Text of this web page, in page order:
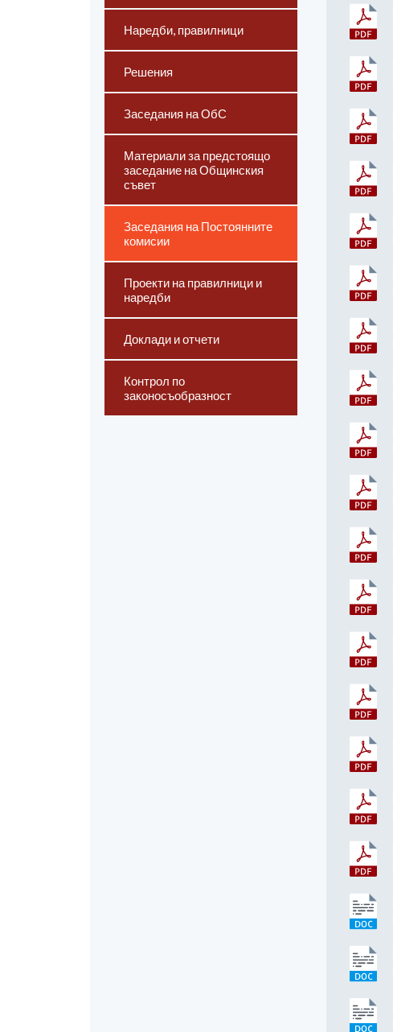
Наредби, правилници
Решения
Заседания на ОбС
Материали за предстоящо
заседание на Общинския
съвет
Заседания на Постоянните
комисии
Проекти на правилници и
наредби
Доклади и отчети
Контрол по
законосъобразност